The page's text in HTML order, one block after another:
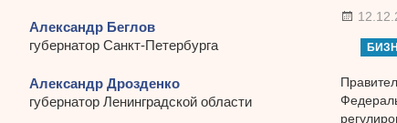
Александр Беглов
губернатор Санкт-Петербурга
Александр Дрозденко
губернатор Ленинградской области